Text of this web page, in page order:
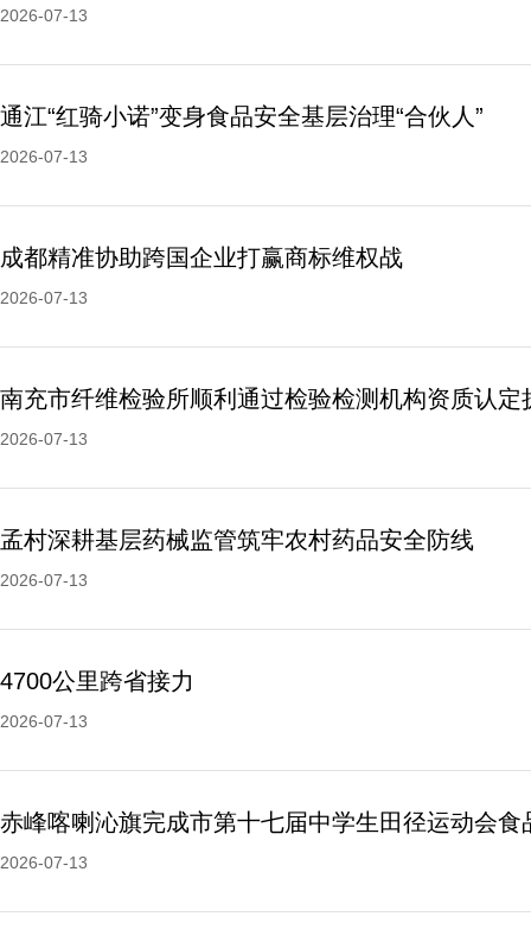
2026-07-13
通江“红骑小诺”变身食品安全基层治理“合伙人”
2026-07-13
成都精准协助跨国企业打赢商标维权战
2026-07-13
南充市纤维检验所顺利通过检验检测机构资质认定
2026-07-13
孟村深耕基层药械监管筑牢农村药品安全防线
2026-07-13
4700公里跨省接力
2026-07-13
2026-07-13